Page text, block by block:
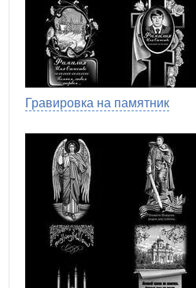
Гравировка на памятник